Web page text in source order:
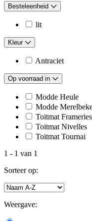
Besteleenheid
lit
Kleur
Antraciet
Op voorraad in
Modde Heule
Modde
Toitmat Frameries
Toitmat Nivelles
Toitmat Tournai
1 - 1 van 1
Sorteer op:
Weergave: